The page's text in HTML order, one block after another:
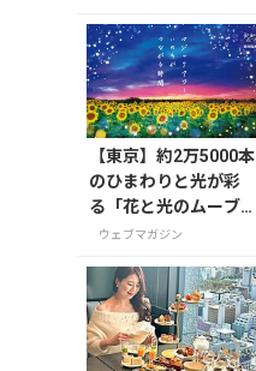
【東京】約2万5000本
のひまわりと光が彩
る「花と光のムーブ
メント」が葛西臨海
催
ウェブマガジン